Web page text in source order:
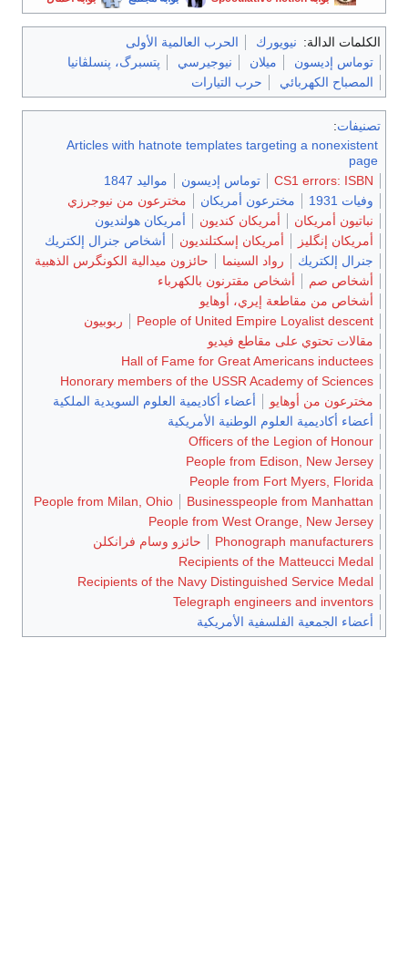
الكلمات الدالة: نيويورك
الحرب العالمية الأولى
توماس إديسون
ميلان نيوجيرسي
پتسبرگ، پنسلڤانيا
المصباح الكهربائي
حرب التيارات
تصنيفات:
Articles with hatnote templates targeting a nonexistent
page
CS1 errors: ISBN
توماس إديسون
مواليد 1847
وفيات 1931
مخترعون أمريكان
مخترعون من نيوجرزي
نباتيون أمريكان
أمريكان كنديون
أمريكان هولنديون
أمريكان إنگليز
أمريكان إسكتلنديون
أشخاص جنرال إلكتريك
جنرال إلكتريك
رواد السينما
حائزون ميدالية الكونگرس الذهبية
أشخاص صم
أشخاص مقترنون بالكهرباء
أشخاص من مقاطعة إيري، أوهايو
People of United Empire Loyalist descent
ربوبيون
مقالات تحتوي على مقاطع فيديو
Hall of Fame for Great Americans inductees
Honorary members of the USSR Academy of Sciences
مخترعون من أوهايو
أعضاء أكاديمية العلوم السويدية الملكية
أعضاء أكاديمية العلوم الوطنية الأمريكية
Officers of the Legion of Honour
People from Edison, New Jersey
People from Fort Myers, Florida
Businesspeople from Manhattan
People from Milan, Ohio
People from West Orange, New Jersey
Phonograph manufacturers
حائزو وسام فرانكلن
Recipients of the Matteucci Medal
Recipients of the Navy Distinguished Service Medal
Telegraph engineers and inventors
أعضاء الجمعية الفلسفية الأمريكية